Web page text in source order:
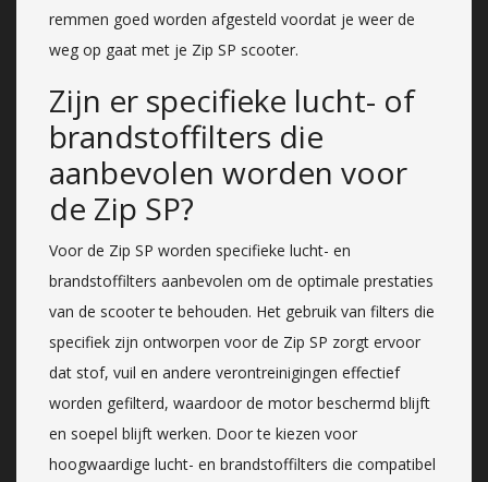
remmen goed worden afgesteld voordat je weer de
weg op gaat met je Zip SP scooter.
Zijn er specifieke lucht- of
brandstoffilters die
aanbevolen worden voor
de Zip SP?
Voor de Zip SP worden specifieke lucht- en
brandstoffilters aanbevolen om de optimale prestaties
van de scooter te behouden. Het gebruik van filters die
specifiek zijn ontworpen voor de Zip SP zorgt ervoor
dat stof, vuil en andere verontreinigingen effectief
worden gefilterd, waardoor de motor beschermd blijft
en soepel blijft werken. Door te kiezen voor
hoogwaardige lucht- en brandstoffilters die compatibel